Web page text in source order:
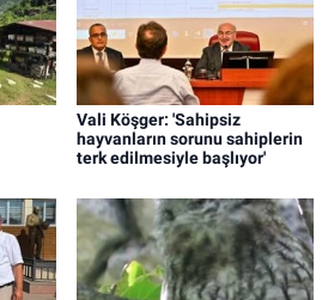
Vali Köşger: 'Sahipsiz
hayvanların sorunu sahiplerin
terk edilmesiyle başlıyor'